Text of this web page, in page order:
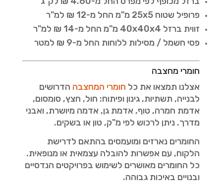
פרופיל שטוח 25x5 מ"מ החל מ-12 ₪ למ"ר
זווית ברזל 40x40x4 מ"מ החל מ-14 ₪ למ"ר
פסי חשמל / מסילות ללוחות החל מ-9 ₪ למטר
חומרי מחצבה
אצלנו תמצאו את כל חומרי המחצבה הדרושים
לבנייה, תשתיות, גינון ופיתוח: חול, חצץ, סומסום,
אדמת חמרה, טוף, אדמת גן, אדמה מיושרת, ואבני
מדרך. ניתן לרכוש לפי מ"ק, טון או בשקים.
החומרים נארזים ומועמסים בהתאם לדרישת
הלקוח, עם אפשרות להובלה עצמאית או מנופאית.
כל החומרים מאושרים לשימוש בפרויקטים הנדסיים
ובנויים באיכות גבוהה.